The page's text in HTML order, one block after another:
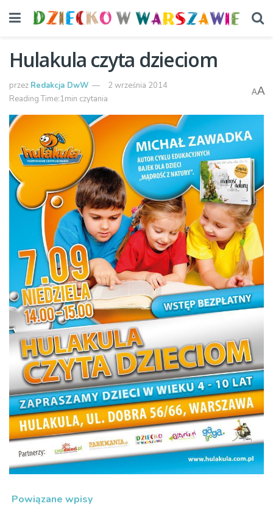
Hulakula czyta dzieciom
przez Redakcja DwW
2 września 2014
Reading Time:1min czytania
AA
Powiązane wpisy